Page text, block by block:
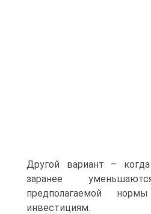
Другой вариант –
заранее
предполагаемой
инвестициям.